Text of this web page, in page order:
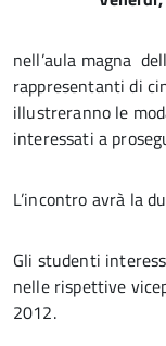
nell’aula magna
rappresentanti di
illustreranno le
interessati a
L’incontro avrà la
Gli studenti
nelle rispettive
2012.